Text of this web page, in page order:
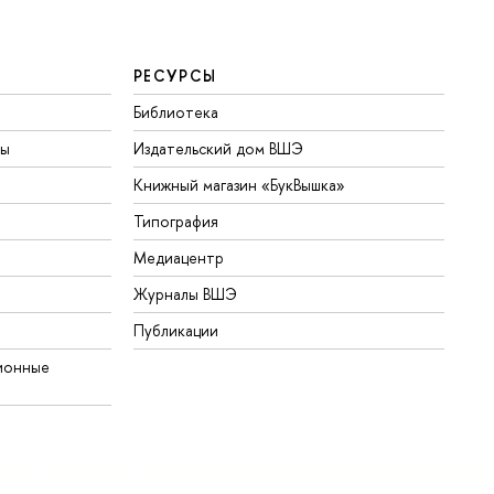
РЕСУРСЫ
Библиотека
Издательский дом ВШЭ
Книжный магазин «БукВышка»
Типография
Медиацентр
Журналы ВШЭ
Публикации